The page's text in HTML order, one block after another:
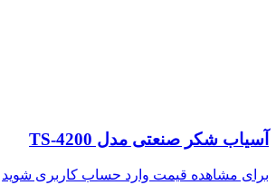
آسیاب شکر صنعتی مدل TS-4200
برای مشاهده قیمت وارد حساب کاربری شوید